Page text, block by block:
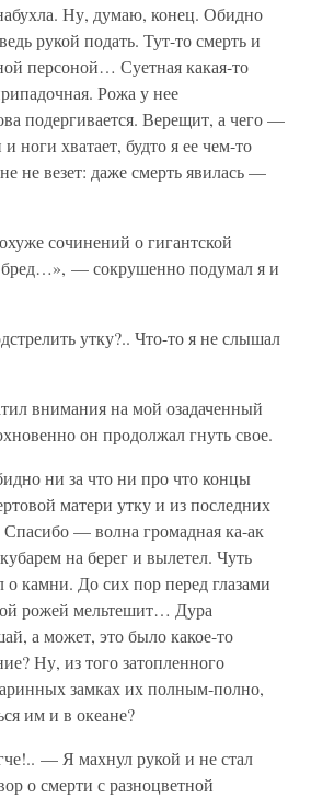
Ну, думаю, конец. Обидно
рукой подать. Тут-то смерть и
персоной… Суетная какая-то
Рожа у нее
подергивается. Верещит, а чего —
ноги хватает, будто я ее чем-то
не везет: даже смерть явилась —
сочинений о гигантской
бред…», — сокрушенно подумал я и
утку?.. Что-то я не слышал
внимания на мой озадаченный
он продолжал гнуть свое.
ни за что ни про что концы
матери утку и из последних
Спасибо — волна громадная ка-ак
на берег и вылетел. Чуть
о камни. До сих пор перед глазами
рожей мельтешит… Дура
а может, это было какое-то
Ну, из того затопленного
замках их полным-полно,
им и в океане?
— Я махнул рукой и не стал
о смерти с разноцветной